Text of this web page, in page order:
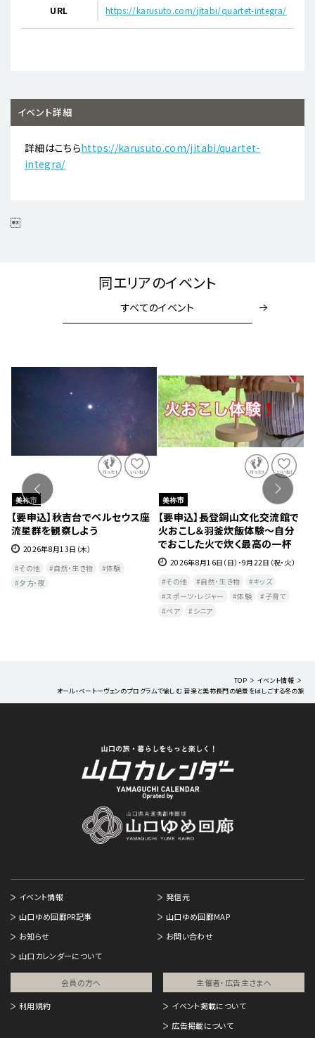
URL https://karusuto.com/jitabi/quartet-integra/
イベント詳細
詳細はこちらhttps://karusuto.com/jitabi/quartet-
integra/

同エリアのイベント
すべてのイベント
美祢市
【要申込】秋吉台でペルセウス座
流星群を観察しよう
2026年8月13日（木）
その他
自然・生き物
体験
夕方・夜​
美祢市
【要申込】長登銅山文化交流館で
火おこし＆羽釜炊飯体験～自分
でおこした火で炊く最高の一杯
2026年8月16日（日）・9月22日（祝・火）
その他
自然・生き物
キッズ
スポーツ・レジャー
体験
子育て
ペア
シニア
TOP
イベント情報
オール・ベートーヴェンのプログラムで愉しむ 音楽と美祢長門の絶景をはしごする冬の旅
イベント情報
発信元
山口ゆめ回廊PR記事
山口ゆめ回廊MAP
お知らせ
お問い合わせ
山口カレンダーについて
会員の方へ
利用規約
主催者・広告主さまへ​
イベント掲載について
広告掲載について